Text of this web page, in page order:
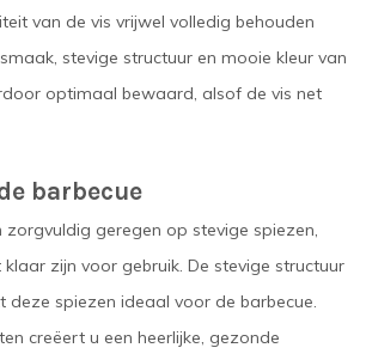
van de vis vrijwel volledig behouden
stevige structuur en mooie kleur van
optimaal bewaard, alsof de vis net
barbecue
zorgvuldig geregen op stevige spiezen,
zijn voor gebruik. De stevige structuur
deze spiezen ideaal voor de barbecue.
creëert u een heerlijke, gezonde